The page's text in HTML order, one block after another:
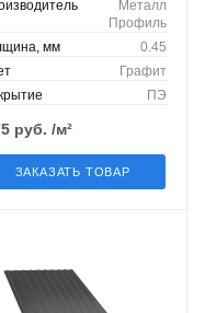
Металл
Профиль
мм
0.45
Графит
ПЭ
руб. /м²
ЗАКАЗАТЬ ТОВАР